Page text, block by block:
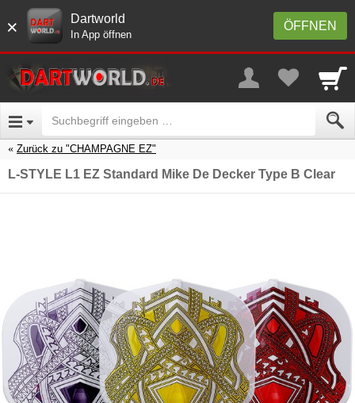
× ÖFFNEN
Dartworld
In App öffnen
Zurück zu "CHAMPAGNE EZ"
L-STYLE L1 EZ Standard Mike De Decker Type B Clear